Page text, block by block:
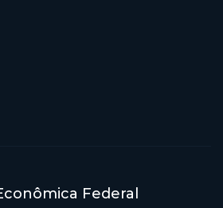
Federal